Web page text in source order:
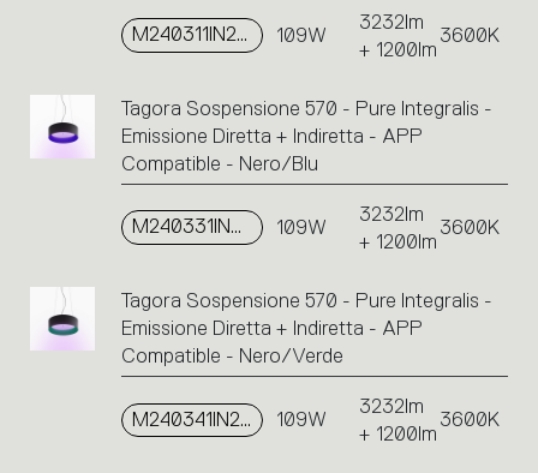
M240311IN2APP 109W
3232lm
+ 1200lm
3600K
Tagora Sospensione 570 - Pure Integralis -
Emissione Diretta + Indiretta - APP
Compatible - Nero/Blu
M240331IN2APP 109W
3232lm
+ 1200lm
3600K
Tagora Sospensione 570 - Pure Integralis -
Emissione Diretta + Indiretta - APP
Compatible - Nero/Verde
M240341IN2APP 109W
3232lm
+ 1200lm
3600K